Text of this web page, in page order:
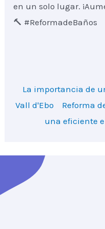
en un solo lugar.
🔨 #ReformadeBaños
La importancia de
Vall d'Ebo
Reforma
una eficiente